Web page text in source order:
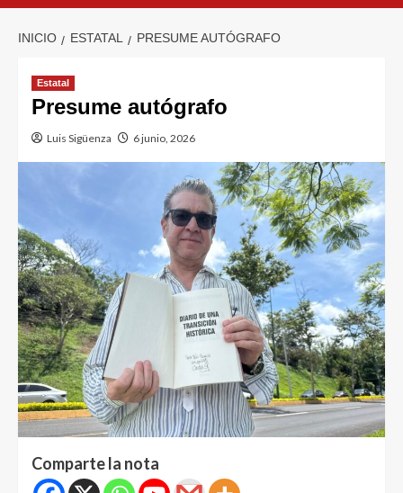
INICIO ESTATAL PRESUME AUTÓGRAFO
Estatal
Presume autógrafo
Luis Sigüenza 6 junio, 2026
Comparte la nota